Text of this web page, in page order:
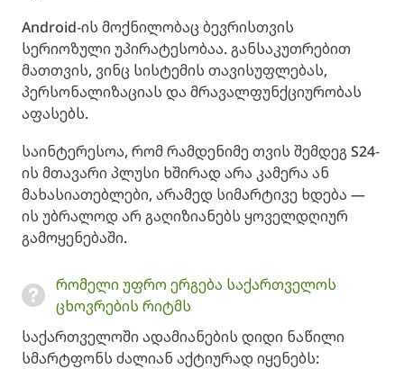
Android-ის მოქნილობაც ბევრისთვის
სერიოზული უპირატესობაა. განსაკუთრებით
მათთვის, ვინც სისტემის თავისუფლებას,
პერსონალიზაციას და მრავალფუნქციურობას
აფასებს.
საინტერესოა, რომ რამდენიმე თვის შემდეგ S24-
ის მთავარი პლუსი ხშირად არა კამერა ან
მახასიათებლები, არამედ სიმარტივე ხდება —
ის უბრალოდ არ გაღიზიანებს ყოველდღიურ
გამოყენებაში.
რომელი უფრო ერგება საქართველოს
ცხოვრების რიტმს
საქართველოში ადამიანების დიდი ნაწილი
სმარტფონს ძალიან აქტიურად იყენებს: